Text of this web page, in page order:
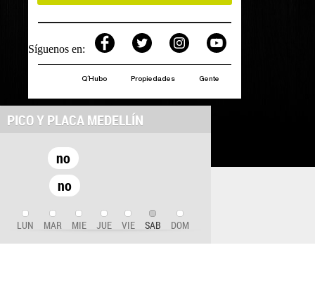
Síguenos en:
Q´Hubo Propiedades Gente
PICO Y PLACA MEDELLÍN
no
no
LUN MAR MIE JUE VIE SAB DOM